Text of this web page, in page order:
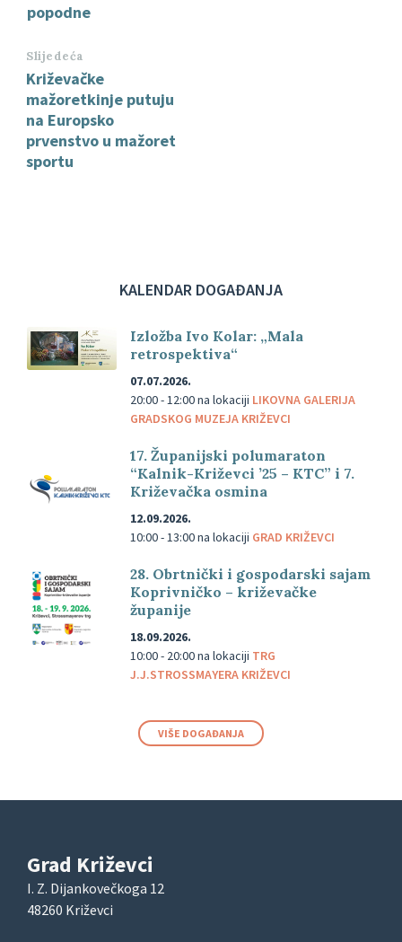
popodne
Slijedeća
Križevačke
mažoretkinje putuju
na Europsko
prvenstvo u mažoret
sportu
KALENDAR DOGAĐANJA
Izložba Ivo Kolar: „Mala
retrospektiva“
07.07.2026.
20:00 - 12:00na lokaciji LIKOVNA GALERIJA
GRADSKOG MUZEJA KRIŽEVCI
17. Županijski polumaraton
“Kalnik-Križevci ’25 – KTC” i 7.
Križevačka osmina
12.09.2026.
10:00 - 13:00na lokaciji GRAD KRIŽEVCI
28. Obrtnički i gospodarski sajam
Koprivničko – križevačke
županije
18.09.2026.
10:00 - 20:00na lokaciji TRG
J.J.STROSSMAYERA KRIŽEVCI
VIŠE DOGAĐANJA
Grad Križevci
I. Z. Dijankovečkoga 12
48260 Križevci